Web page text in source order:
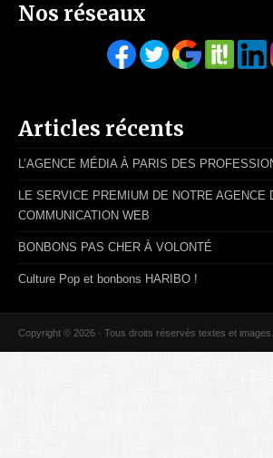
Nos réseaux
Articles récents
L’AGENCE MÉDIA À PARIS DES
LE SERVICE PREMIUM DE NOTRE AGENCE
COMMUNICATION WEB
BONBONS PAS CHER À VOLONTÉ
Culture Pop et bonbons HARIBO !
Copyright © 2026 · Tous droits réservés textes et